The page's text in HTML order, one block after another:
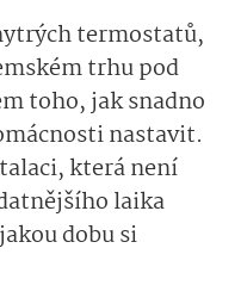
termostatů,
trhu pod
toho, jak snadno
nastavit.
která není
laika
dobu si